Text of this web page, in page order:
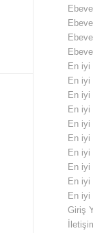
En iyi
En iyi
En iyi
En iyi
En iyi
En iyi
En iyi
En iyi
En iyi
En iyi
Giriş